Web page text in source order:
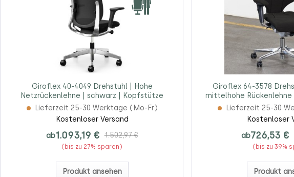
Giroflex 40-4049 Drehstuhl | Hohe
Netzrückenlehne | schwarz | Kopfstütze
Lieferzeit 25-30 Werktage (Mo-Fr)
Kostenloser Versand
ab1.093,19 € 1.502,97 €
(bis zu 27% sparen)
Produkt ansehen
Giroflex 64-3578
mittelhohe Rückenlehne
Lieferzeit 25-30
Kostenloser
ab726,53 €
(bis zu 39%
Produkt